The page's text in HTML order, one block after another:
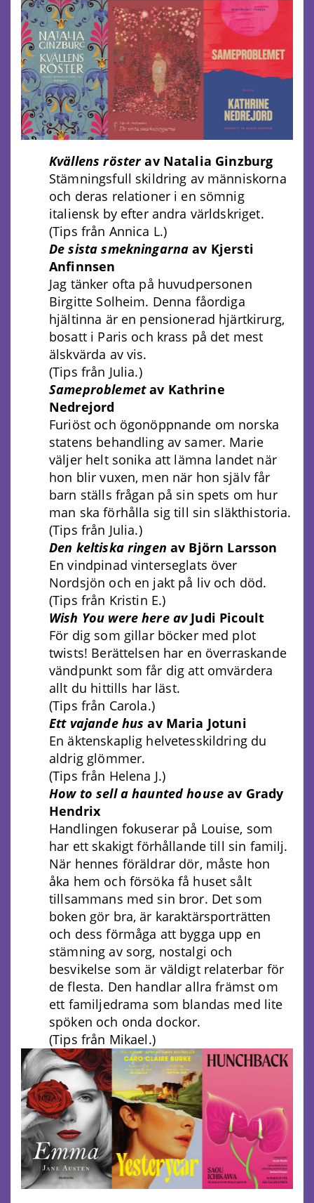
Kvällens rösterav Natalia Ginzburg
Stämningsfull skildring av människorna
och deras relationer i en sömnig
italiensk by efter andra världskriget.
(Tips från Annica L.)
De sista smekningarna av Kjersti
Anfinnsen
Jag tänker ofta på huvudpersonen
Birgitte Solheim. Denna fåordiga
hjältinna är en pensionerad hjärtkirurg,
bosatt i Paris och krass på det mest
älskvärda av vis.
(Tips från Julia.)
Sameproblemetav Kathrine
Nedrejord
Furiöst och ögonöppnande om norska
statens behandling av samer. Marie
väljer helt sonika att lämna landet när
hon blir vuxen, men när hon själv får
barn ställs frågan på sin spets om hur
man ska förhålla sig till sin släkthistoria.
(Tips från Julia.)
Den keltiska ringen av Björn Larsson
En vindpinad vinterseglats över
Nordsjön och en jakt på liv och död.
(Tips från Kristin E.)
Wish You were here av Judi Picoult
För dig som gillar böcker med plot
twists! Berättelsen har en överraskande
vändpunkt som får dig att omvärdera
allt du hittills har läst.
(Tips från Carola.)
Ett vajande hus av Maria Jotuni
En äktenskaplig helvetesskildring du
aldrig glömmer.
(Tips från Helena J.)
How to sell a haunted house av Grady
Hendrix
Handlingen fokuserar på Louise, som
har ett skakigt förhållande till sin familj.
När hennes föräldrar dör, måste hon
åka hem och försöka få huset sålt
tillsammans med sin bror. Det som
boken gör bra, är karaktärsporträtten
och dess förmåga att bygga upp en
stämning av sorg, nostalgi och
besvikelse som är väldigt relaterbar för
de flesta. Den handlar allra främst om
ett familjedrama som blandas med lite
spöken och onda dockor.
(Tips från Mikael.)